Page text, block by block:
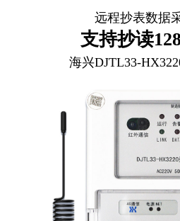
远程抄表数据
支持抄读